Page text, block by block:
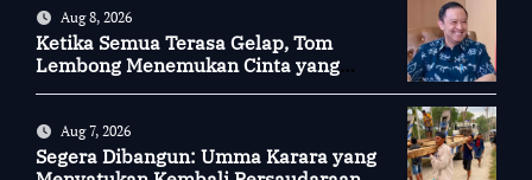
Aug 8, 2026
Ketika Semua Terasa Gelap, Tom
Lembong Menemukan Cinta yang
Aug 7, 2026
Segera Dibangun: Umma Karara yang